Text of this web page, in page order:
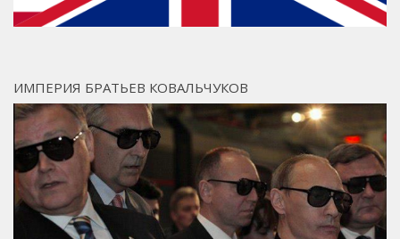
ИМПЕРИЯ БРАТЬЕВ КОВАЛЬЧУКОВ